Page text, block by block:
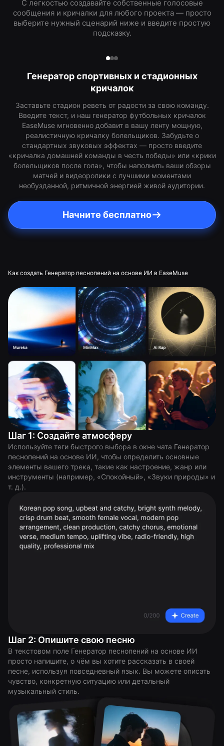
С легкостью создавайте собственные голосовые
сообщения и кричалки для любого проекта — просто
выберите нужный сценарий ниже и введите простую
подсказку.
Генератор спортивных и стадионных
кричалок
Заставьте стадион реветь от радости за свою команду.
Введите текст, и наш генератор футбольных кричалок
EaseMuse мгновенно добавит в вашу ленту мощную,
реалистичную кричалку болельщиков. Забудьте о
стандартных звуковых эффектах — просто введите
«кричалка домашней команды в честь победы» или «крики
болельщиков после гола», чтобы наполнить ваши обзоры
матчей и видеоролики с лучшими моментами
необузданной, ритмичной энергией живой аудитории.
Начните бесплатно
Как создать Генератор песнопений на основе ИИ в EaseMuse
Шаг 1: Создайте атмосферу
Используйте теги быстрого выбора в окне чата Генератор
песнопений на основе ИИ, чтобы определить основные
элементы вашего трека, такие как настроение, жанр или
инструменты (например, «Спокойный», «Звуки природы» и
т. д.).
Шаг 2: Опишите свою песню
В текстовом поле Генератор песнопений на основе ИИ
просто напишите, о чём вы хотите рассказать в своей
песне, используя повседневный язык. Вы можете описать
чувство, конкретную ситуацию или детальный
музыкальный стиль.